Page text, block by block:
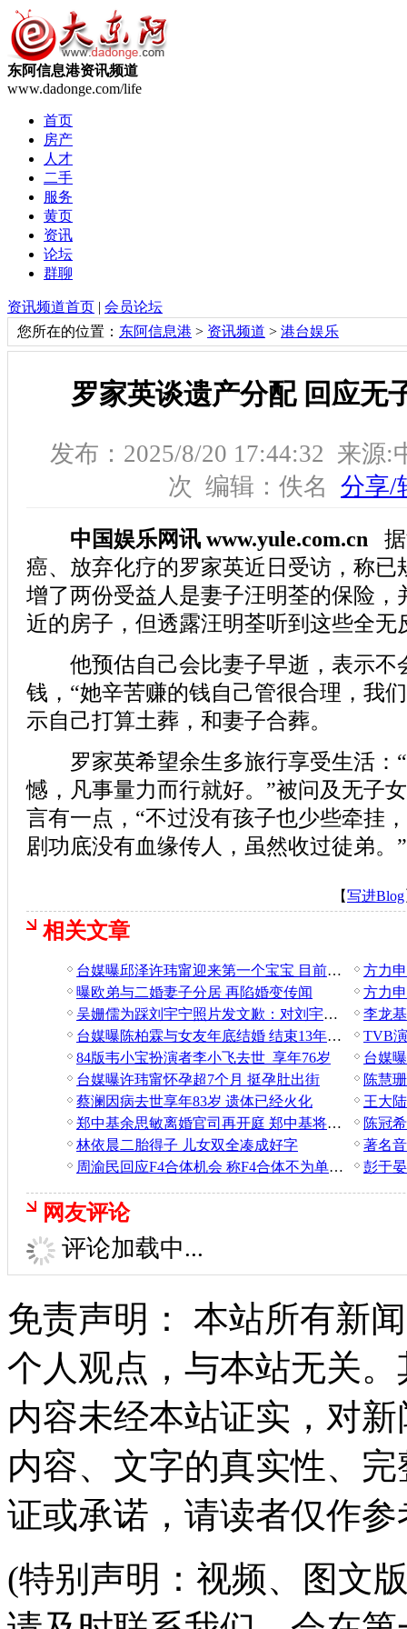
东阿信息港资讯频道
www.dadonge.com/life
首页
房产
人才
二手
服务
黄页
资讯
论坛
群聊
资讯频道首页 | 会员论坛
您所在的位置： 东阿信息港 > 资讯频道 > 港台娱乐
罗家英谈遗产分配 回应无
发布：2025/8/20 17:44:32 来源
次 编辑：佚名 分享/
中国娱乐网讯 www.yule.com.cn 据
癌、放弃化疗的罗家英近日受访，称已
增了两份受益人是妻子汪明荃的保险，
近的房子，但透露汪明荃听到这些全无
他预估自己会比妻子早逝，表示不
钱，“她辛苦赚的钱自己管很合理，我
示自己打算土葬，和妻子合葬。
罗家英希望余生多旅行享受生活：“
憾，凡事量力而行就好。”被问及无子
言有一点，“不过没有孩子也少些牵挂
剧功底没有血缘传人，虽然收过徒弟。”
【写进Blog
相关文章
台媒曝邱泽许玮甯迎来第一个宝宝 目前孩子已经满月
曝欧弟与二婚妻子分居 再陷婚变传闻
吴姗儒为踩刘宇宁照片发文歉：对刘宇宁本人没有恶意
台媒曝陈柏霖与女友年底结婚 结束13年爱情长跑
TVB
84版韦小宝扮演者李小飞去世 享年76岁
台媒
台媒曝许玮甯怀孕超7个月 挺孕肚出街
蔡澜因病去世享年83岁 遗体已经火化
郑中基余思敏离婚官司再开庭 郑中基将对不实报道发声明
林依晨二胎得子 儿女双全凑成好字
著名
周渝民回应F4合体机会 称F4合体不为单纯赚钱
网友评论
评论加载中...
免责声明： 本站所有新
个人观点，与本站无关
内容未经本站证实，对
内容、文字的真实性、
证或承诺，请读者仅作
(特别声明：视频、图文